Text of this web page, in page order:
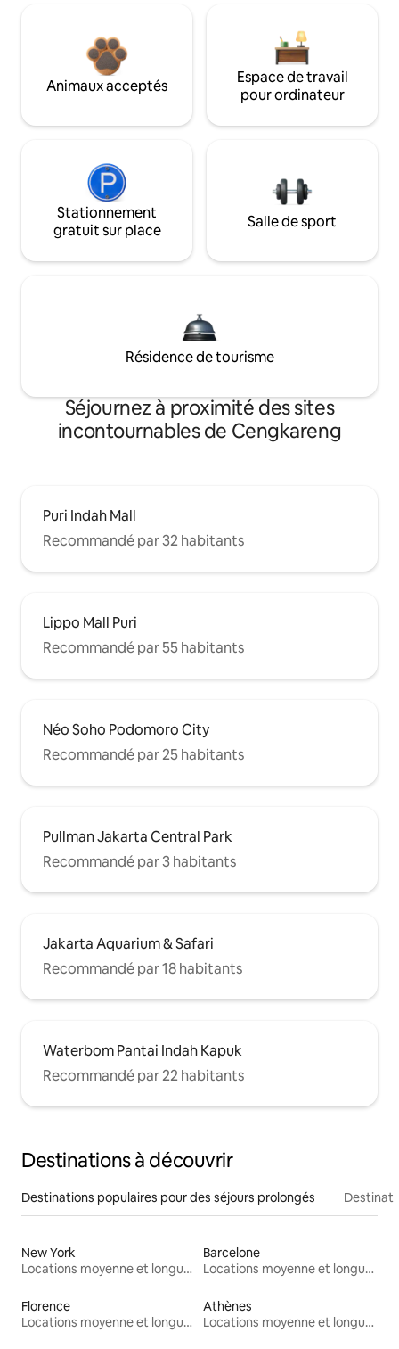
Animaux acceptés
Espace de travail
pour ordinateur
Stationnement
gratuit sur place
Salle de sport
Résidence de tourisme
Séjournez à proximité des sites
incontournables de Cengkareng
Puri Indah Mall
Recommandé par 32 habitants
Lippo Mall Puri
Recommandé par 55 habitants
Néo Soho Podomoro City
Recommandé par 25 habitants
Pullman Jakarta Central Park
Recommandé par 3 habitants
Jakarta Aquarium & Safari
Recommandé par 18 habitants
Waterbom Pantai Indah Kapuk
Recommandé par 22 habitants
Destinations à découvrir
Destinations populaires pour des séjours prolongés
New York
Locations moyenne et longue durée
Barcelone
Locations moyenne et longue durée
Florence
Locations moyenne et longue durée
Athènes
Locations moyenne et longue durée